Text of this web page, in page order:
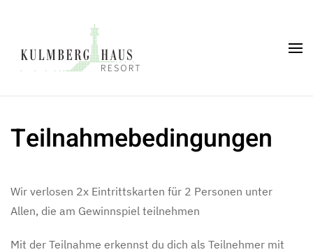
Skip to main content
Teilnahmebedingungen
Wir verlosen 2x Eintrittskarten für 2 Personen unter
Allen, die am Gewinnspiel teilnehmen
Mit der Teilnahme erkennst du dich als Teilnehmer mit